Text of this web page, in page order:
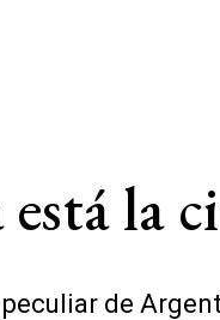
la
de